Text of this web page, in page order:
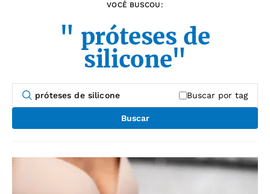
VOCÊ BUSCOU:
" próteses de
silicone"
Buscar por tag
Buscar